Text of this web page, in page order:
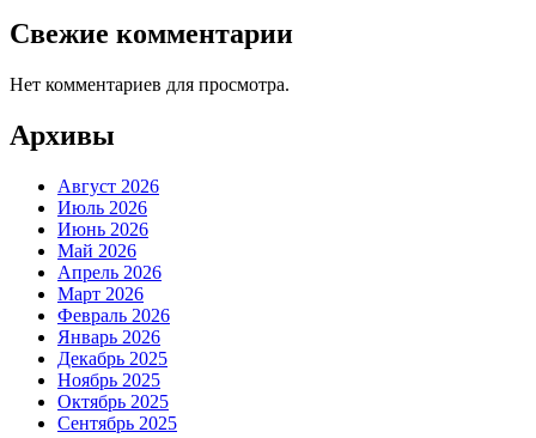
Свежие комментарии
Нет комментариев для просмотра.
Архивы
Август 2026
Июль 2026
Июнь 2026
Май 2026
Апрель 2026
Март 2026
Февраль 2026
Январь 2026
Декабрь 2025
Ноябрь 2025
Октябрь 2025
Сентябрь 2025